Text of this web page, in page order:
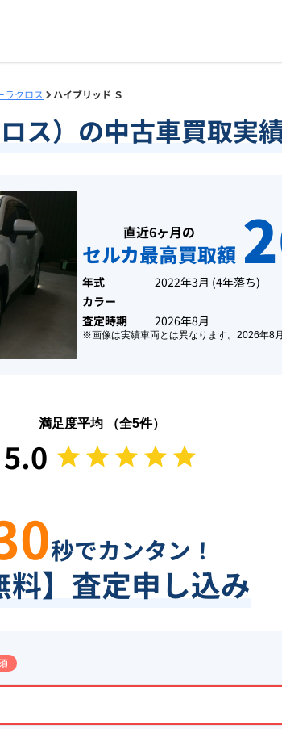
ラクロス ハイブリッド Ｓ
ス）の中古車買取実
直近6ヶ月の
セルカ最高買取額
年式 2022年3月 (4年落ち)
カラー
査定時期
2026年8月
※画像は実績車両とは異なります。 2026年8
満足度平均 （全5件）
5.0
秒でカンタン！
料】査定申し込み